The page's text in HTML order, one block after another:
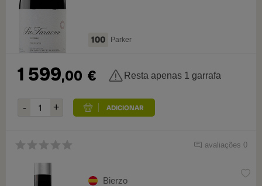
100 Parker
1 599,00 € Resta apenas 1 garrafa
avaliações 0
Bierzo